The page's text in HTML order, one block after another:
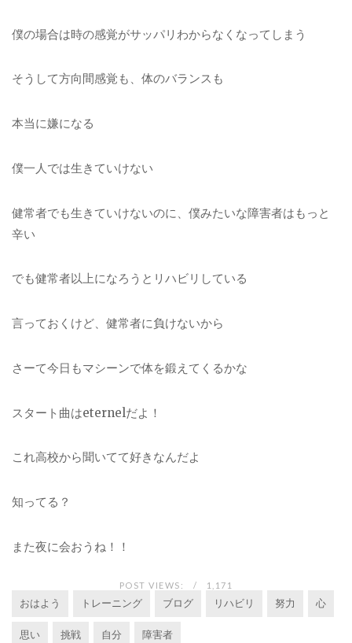
僕の場合は時の感覚がサッパリわからなくなってしまう
そうして方向間感覚も、体のバランスも
本当に嫌になる
僕一人では生きていけない
健常者でも生きていけないのに、僕みたいな障害者はもっと
辛い
でも健常者以上になろうとリハビリしている
言っておくけど、健常者に負けないから
さーて今日もマシーンで体を鍛えてくるかな
スタート曲はeternelだよ！
これ高校から聞いてて好きなんだよ
知ってる？
また夜に会おうね！！
POST VIEWS: 1,171
おはよう トレーニング ブログ リハビリ 努力 心
思い 挑戦 自分 障害者